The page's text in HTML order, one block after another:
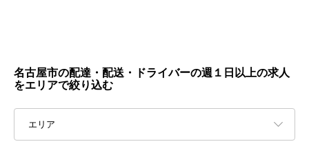
名古屋市の配達・配送・ドライバーの週１日以上の求人
をエリアで絞り込む
エリア